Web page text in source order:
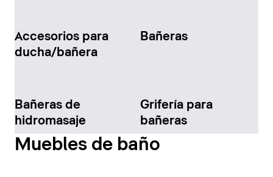
Accesorios para
ducha/bañera
Bañeras
Bañeras de
hidromasaje
Grifería para
bañeras
Muebles de baño